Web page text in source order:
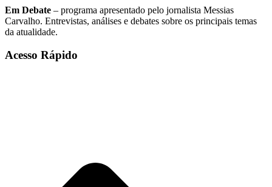
Em Debate – programa apresentado pelo jornalista Messias
Carvalho. Entrevistas, análises e debates sobre os principais temas
da atualidade.
Acesso Rápido